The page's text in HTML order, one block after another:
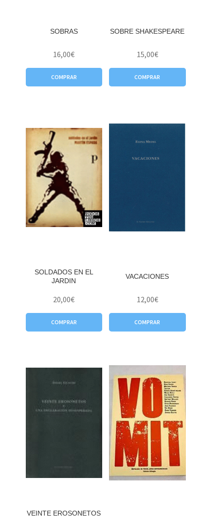
SOBRAS
16,00€
COMPRAR
SOBRE SHAKESPEARE
15,00€
COMPRAR
SOLDADOS EN EL
JARDIN
20,00€
COMPRAR
VACACIONES
12,00€
COMPRAR
VEINTE EROSONETOS